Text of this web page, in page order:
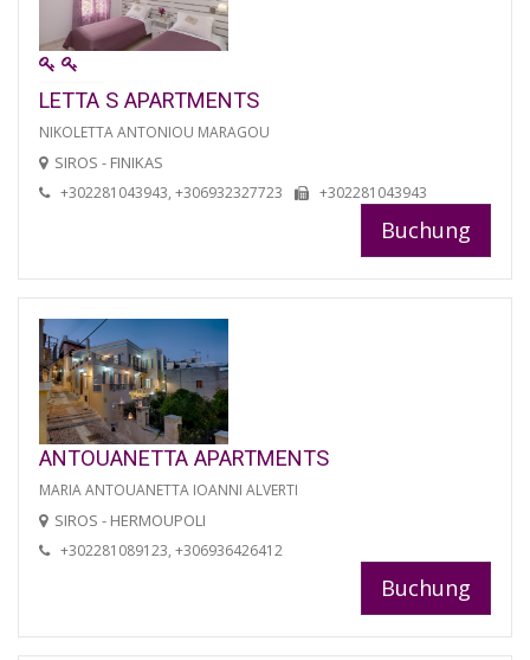
LETTA S APARTMENTS
NIKOLETTA ANTONIOU MARAGOU
SIROS - FINIKAS
+302281043943, +306932327723 +302281043943
Buchung
ANTOUANETTA APARTMENTS
MARIA ANTOUANETTA IOANNI ALVERTI
SIROS - HERMOUPOLI
+302281089123, +306936426412
Buchung